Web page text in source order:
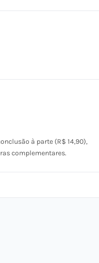
à parte (R$ 14,90),
complementares.